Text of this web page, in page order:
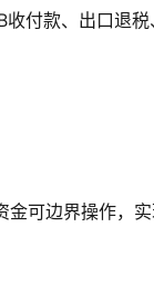
付款、出口退
可边界操作，实